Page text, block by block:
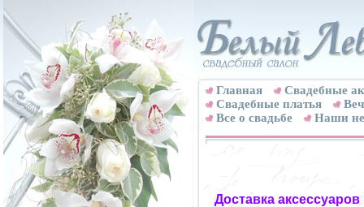
Главная
Свадебные
Cвадебные платья
Все о свадьбе
Наши
Доставка